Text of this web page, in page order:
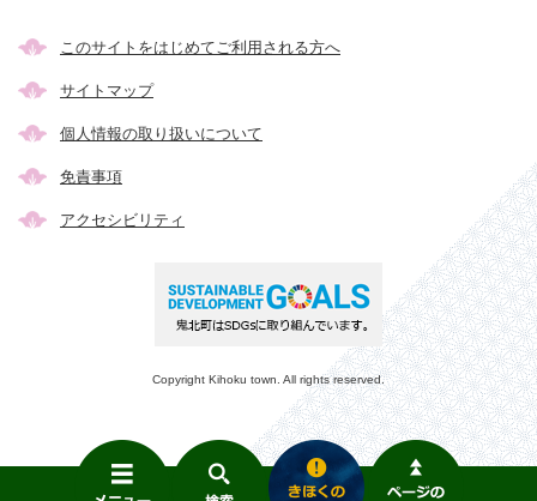
ニ
索
き
ほ
このサイトをはじめてご利用される方へ
サイトマップ
個人情報の取り扱いについて
免責事項
アクセシビリティ
Copyright Kihoku town. All rights reserved.